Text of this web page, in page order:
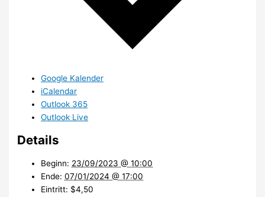
Google Kalender
iCalendar
Outlook 365
Outlook Live
Details
Beginn: 23/09/2023 @ 10:00
Ende: 07/01/2024 @ 17:00
Eintritt: $4,50